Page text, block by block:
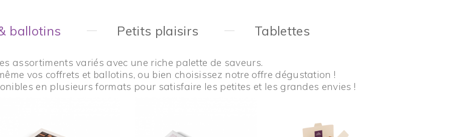
ballotins Petits plaisirs Tablettes
assortiments variés avec une riche palette de saveurs.
vos coffrets et ballotins, ou bien choisissez notre offre dégustation !
en plusieurs formats pour satisfaire les petites et les grandes envies !